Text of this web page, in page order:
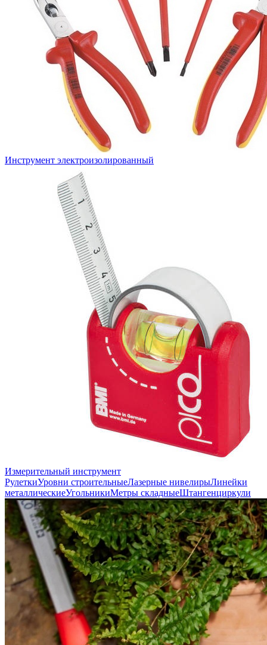
Инструмент электроизолированный
Измерительный инструмент
РулеткиУровни строительныеЛазерные нивелирыЛинейки
металлическиеУгольникиМетры складныеШтангенциркули